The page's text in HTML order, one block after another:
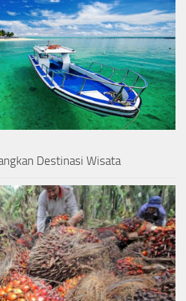
Destinasi Wisata